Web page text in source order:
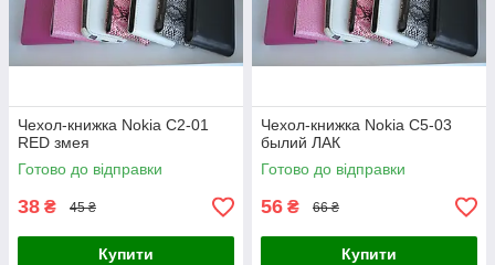
Чехол-книжка Nokia C2-01
RED змея
Готово до відправки
38 ₴ 45 ₴
Купити
Чехол-книжка Nokia C5-03
былий ЛАК
Готово до відправки
56 ₴ 66 ₴
Купити